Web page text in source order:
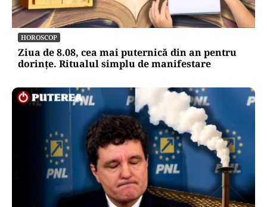
METEO
Când scad temperaturile în București sub 25 de
grade. Ce arată prognoza pentru septembrie
2026